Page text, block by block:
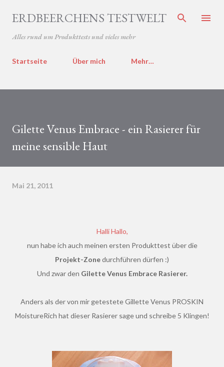
Direkt zum Hauptbereich
ERDBEERCHENS TESTWELT
Alles rund um Produkttests und vieles mehr
Startseite Über mich Mehr…
Gilette Venus Embrace - ein Rasierer für
meine sensible Haut
Mai 21, 2011
Halli Hallo,
nun habe ich auch meinen ersten Produkttest überdie
Projekt-Zonedurchführen dürfen :)
Und zwar den Gilette Venus Embrace Rasierer.
Anders als der von mir getestete Gillette Venus PROSKIN
MoistureRich hat dieser Rasierer sage und schreibe 5 Klingen!